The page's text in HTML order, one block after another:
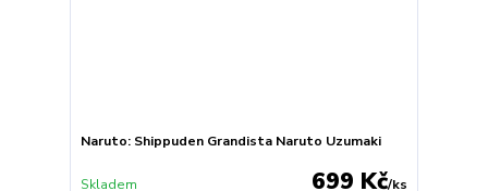
Naruto: Shippuden Grandista Naruto Uzumaki
699 Kč/ks
Skladem